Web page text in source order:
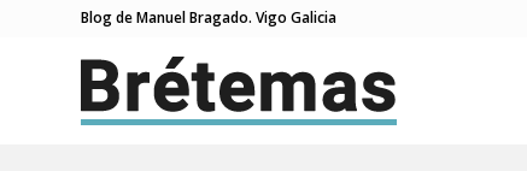
Blog de Manuel Bragado. Vigo Galicia